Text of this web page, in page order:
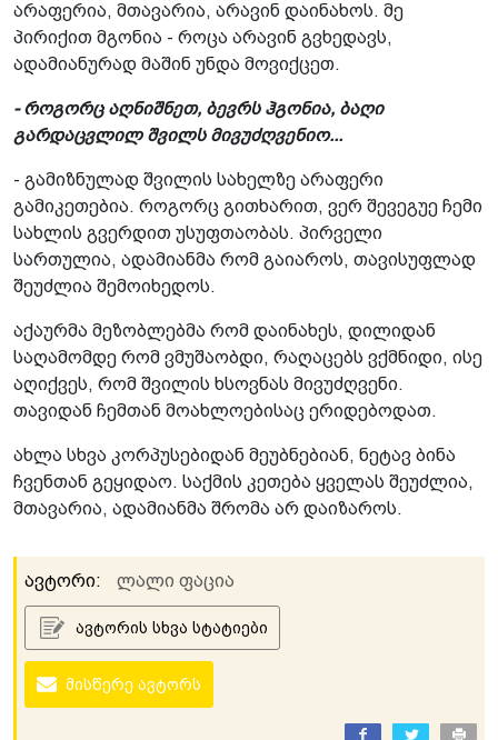
არაფერია, მთავარია, არავინ დაინახოს. მე
პირიქით მგონია - როცა არავინ გვხედავს,
ადამიანურად მაშინ უნდა მოვიქცეთ.
- როგორც აღნიშნეთ, ბევრს ჰგონია, ბაღი
გარდაცვლილ შვილს მივუძღვენიო...
- გამიზნულად შვილის სახელზე არაფერი
გამიკეთებია. როგორც გითხარით, ვერ შევეგუე ჩემი
სახლის გვერდით უსუფთაობას. პირველი
სართულია, ადამიანმა რომ გაიაროს, თავისუფლად
შეუძლია შემოიხედოს.
აქაურმა მეზობლებმა რომ დაინახეს, დილიდან
საღამომდე რომ ვმუშაობდი, რაღაცებს ვქმნიდი, ისე
აღიქვეს, რომ შვილის ხსოვნას მივუძღვენი.
თავიდან ჩემთან მოახლოებისაც ერიდებოდათ.
ახლა სხვა კორპუსებიდან მეუბნებიან, ნეტავ ბინა
ჩვენთან გეყიდაო. საქმის კეთება ყველას შეუძლია,
მთავარია, ადამიანმა შრომა არ დაიზაროს.
ავტორი: ლალი ფაცია
ავტორის სხვა სტატიები
მისწერე ავტორს